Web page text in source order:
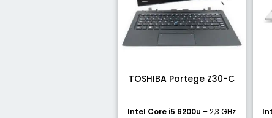
TOSHIBA Portege Z30-C
Intel Core i5 6200u – 2,3 GHz